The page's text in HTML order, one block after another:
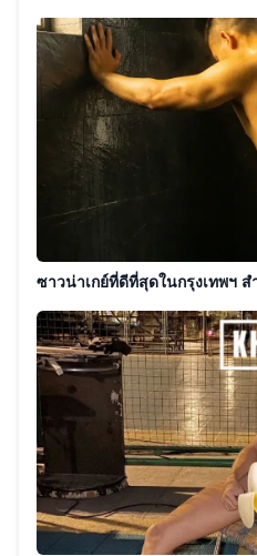
ซาวน่าเกย์ที่ดีที่สุดในกรุงเทพฯ